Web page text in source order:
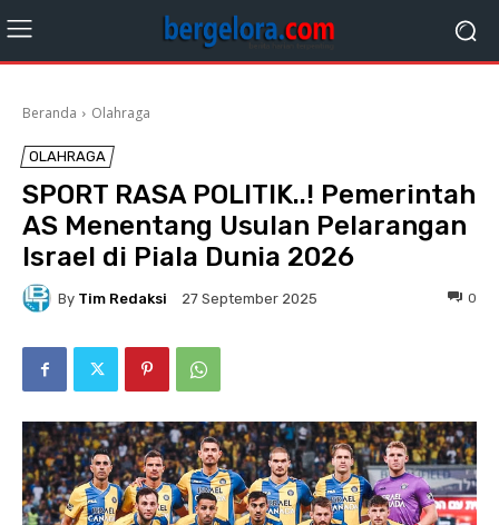
Beranda Olahraga
OLAHRAGA
SPORT RASA POLITIK..! Pemerintah
AS Menentang Usulan Pelarangan
Israel di Piala Dunia 2026
By Tim Redaksi 27 September 2025 0